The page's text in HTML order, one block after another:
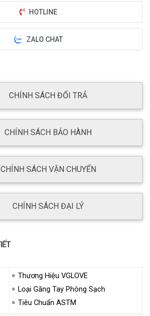
HOTLINE
ZALO CHAT
CHÍNH SÁCH ĐỔI TRẢ
CHÍNH SÁCH BẢO HÀNH
CHÍNH SÁCH VẬN CHUYỂN
CHÍNH SÁCH ĐẠI LÝ
Thương Hiệu VGLOVE
Loại Găng Tay Phòng Sạch
Tiêu Chuẩn ASTM